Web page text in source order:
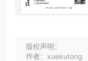
版权声明：
作者：xuekutong